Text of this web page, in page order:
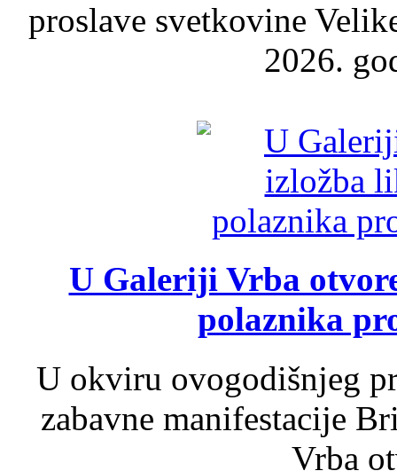
proslave svetkovine
2026.
U Galeriji Vrba
polaznika
U okviru ovogodišnjeg
zabavne manifestacije
Vrba